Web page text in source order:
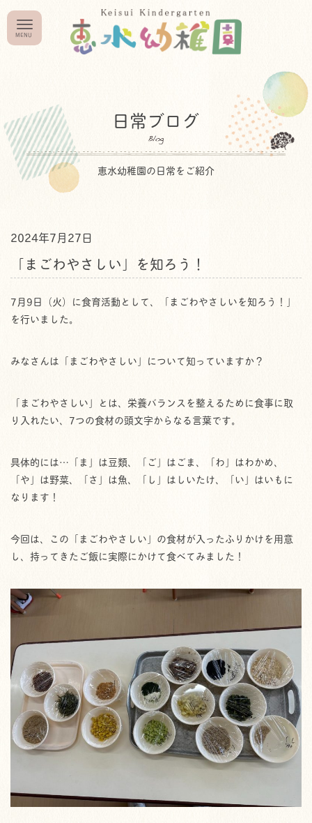
日常ブログ
恵水幼稚園の日常をご紹介
2024年7月27日
「まごわやさしい」を知ろう！
7月9日（火）に食育活動として、「まごわやさしいを知ろう！」
を行いました。
みなさんは「まごわやさしい」について知っていますか？
「まごわやさしい」とは、栄養バランスを整えるために食事に取
り入れたい、7つの食材の頭文字からなる言葉です。
具体的には…「ま」は豆類、「ご」はごま、「わ」はわかめ、
「や」は野菜、「さ」は魚、「し」はしいたけ、「い」はいもに
なります！
今回は、この「まごわやさしい」の食材が入ったふりかけを用意
し、持ってきたご飯に実際にかけて食べてみました！